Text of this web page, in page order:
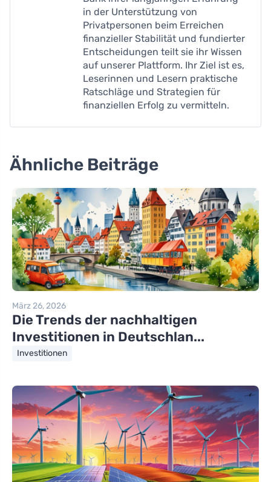
in der Unterstützung von
Privatpersonen beim Erreichen
finanzieller Stabilität und fundierter
Entscheidungen teilt sie ihr Wissen
auf unserer Plattform. Ihr Ziel ist es,
Leserinnen und Lesern praktische
Ratschläge und Strategien für
finanziellen Erfolg zu vermitteln.
Ähnliche Beiträge
März 26, 2026
Die Trends der nachhaltigen
Investitionen in Deutschlan...
Investitionen